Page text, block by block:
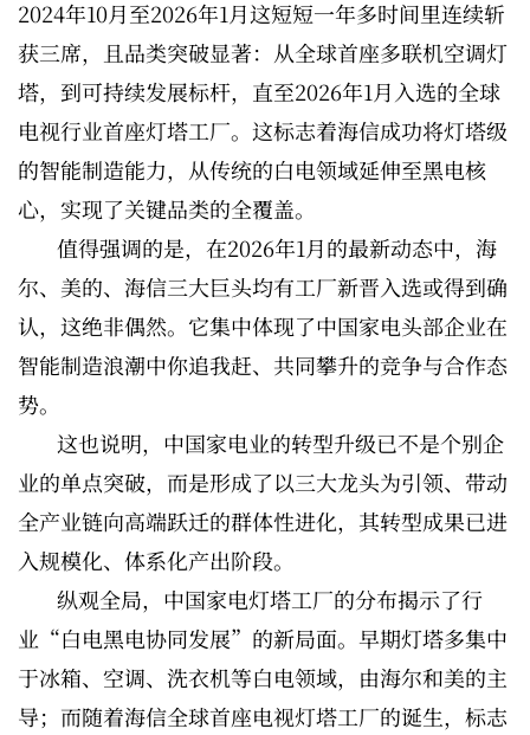
2024年10月至2026年1月这短短一年多时间里连续斩
获三席，且品类突破显著：从全球首座多联机空调灯
塔，到可持续发展标杆，直至2026年1月入选的全球
电视行业首座灯塔工厂。这标志着海信成功将灯塔级
的智能制造能力，从传统的白电领域延伸至黑电核
心，实现了关键品类的全覆盖。
值得强调的是，在2026年1月的最新动态中，海
尔、美的、海信三大巨头均有工厂新晋入选或得到确
认，这绝非偶然。它集中体现了中国家电头部企业在
智能制造浪潮中你追我赶、共同攀升的竞争与合作态
势。
这也说明，中国家电业的转型升级已不是个别企
业的单点突破，而是形成了以三大龙头为引领、带动
全产业链向高端跃迁的群体性进化，其转型成果已进
入规模化、体系化产出阶段。
纵观全局，中国家电灯塔工厂的分布揭示了行
业“白电黑电协同发展”的新局面。早期灯塔多集中
于冰箱、空调、洗衣机等白电领域，由海尔和美的主
导；而随着海信全球首座电视灯塔工厂的诞生，标志